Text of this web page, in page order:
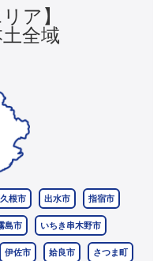
ア】
全域
根市 出水市 指宿市
島市 いちき串木野市
伊佐市 姶良市 さつま町